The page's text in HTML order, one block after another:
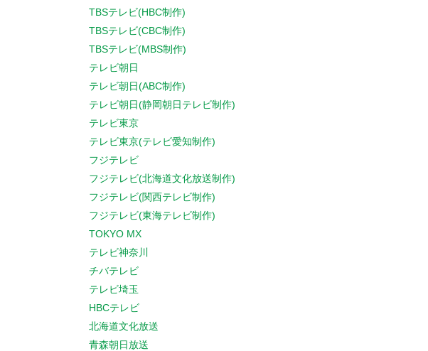
TBSテレビ(HBC制作)
TBSテレビ(CBC制作)
TBSテレビ(MBS制作)
テレビ朝日
テレビ朝日(ABC制作)
テレビ朝日(静岡朝日テレビ制作)
テレビ東京
テレビ東京(テレビ愛知制作)
フジテレビ
フジテレビ(北海道文化放送制作)
フジテレビ(関西テレビ制作)
フジテレビ(東海テレビ制作)
TOKYO MX
テレビ神奈川
チバテレビ
テレビ埼玉
HBCテレビ
北海道文化放送
青森朝日放送